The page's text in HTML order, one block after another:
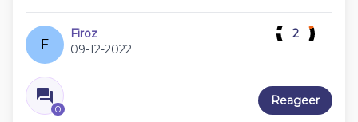
F
Firoz
09-12-2022
0
2
Reageer